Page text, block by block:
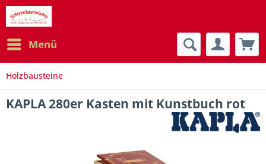
Menü
Holzbausteine
KAPLA 280er Kasten mit Kunstbuch rot